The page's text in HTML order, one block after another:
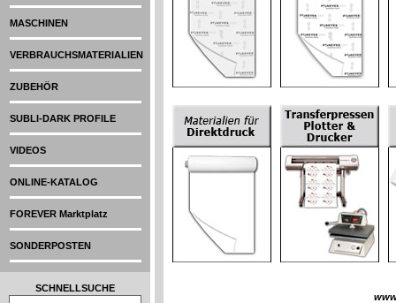
SCHNELLSUCHE
MASCHINEN
VERBRAUCHSMATERIALIEN
ZUBEHÖR
SUBLI-DARK PROFILE
VIDEOS
ONLINE-KATALOG
FOREVER Marktplatz
SONDERPOSTEN